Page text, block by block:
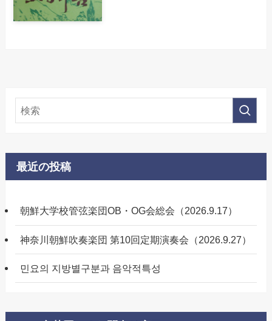
最近の投稿
朝鮮大学校管弦楽団OB・OG会総会（2026.9.17）
神奈川朝鮮吹奏楽団 第10回定期演奏会（2026.9.27）
민요의 지방별구분과 음악적특성